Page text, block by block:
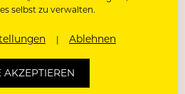
warten.
selbst zu verwalten.
Ablehnen
AKZEPTIEREN